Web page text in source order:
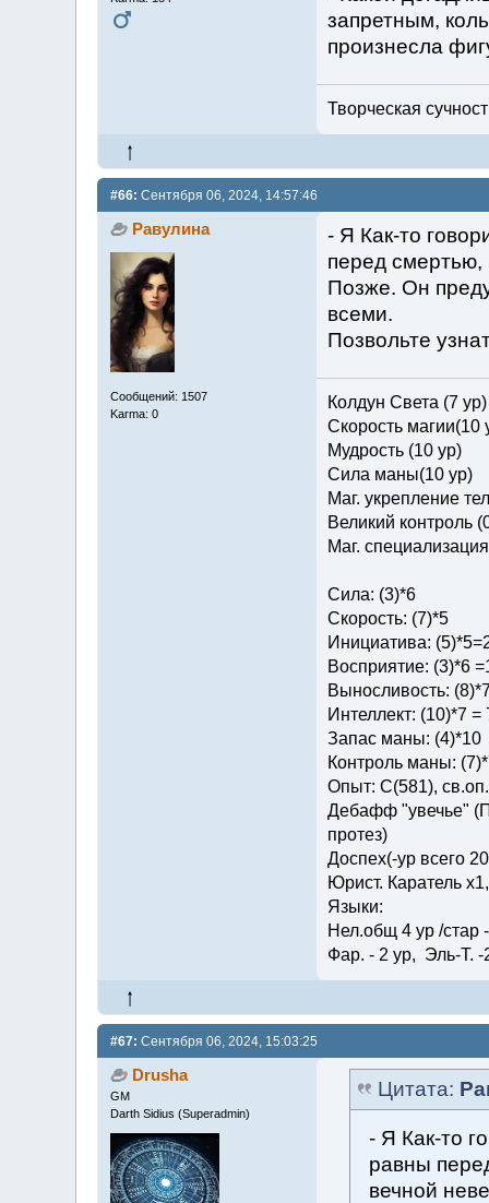
запретным,
произнесла
Творческая
#66: Сентября 06, 2024, 14:57:46
Равулина
Сообщений: 1507
Karma: 0
- Я Как-то
перед смертью,
Позже. Он
всеми.
Позвольте
Колдун Света (7
Скорость магии(10
Мудрость (10 ур)
Сила маны(10 ур)
Маг. укрепление
Великий контроль
Маг.
Сила: (3)*6
Скорость: (7)*5
Инициатива:
Восприятие: (3)*6
Выносливость:
Интеллект: (10)*7 =
Запас маны: (4)*10
Контроль маны:
Опыт: C(581),
Дебафф "увечье"
протез)
Доспех(-ур всего
Юрист. Каратель
Языки:
Нел.общ 4 ур /стар
Фар. - 2 ур, Эль-Т. -
#67: Сентября 06, 2024, 15:03:25
Drusha
GM
Darth Sidius (Superadmin)
Цитата:
- Я Как-то
равны
вечной